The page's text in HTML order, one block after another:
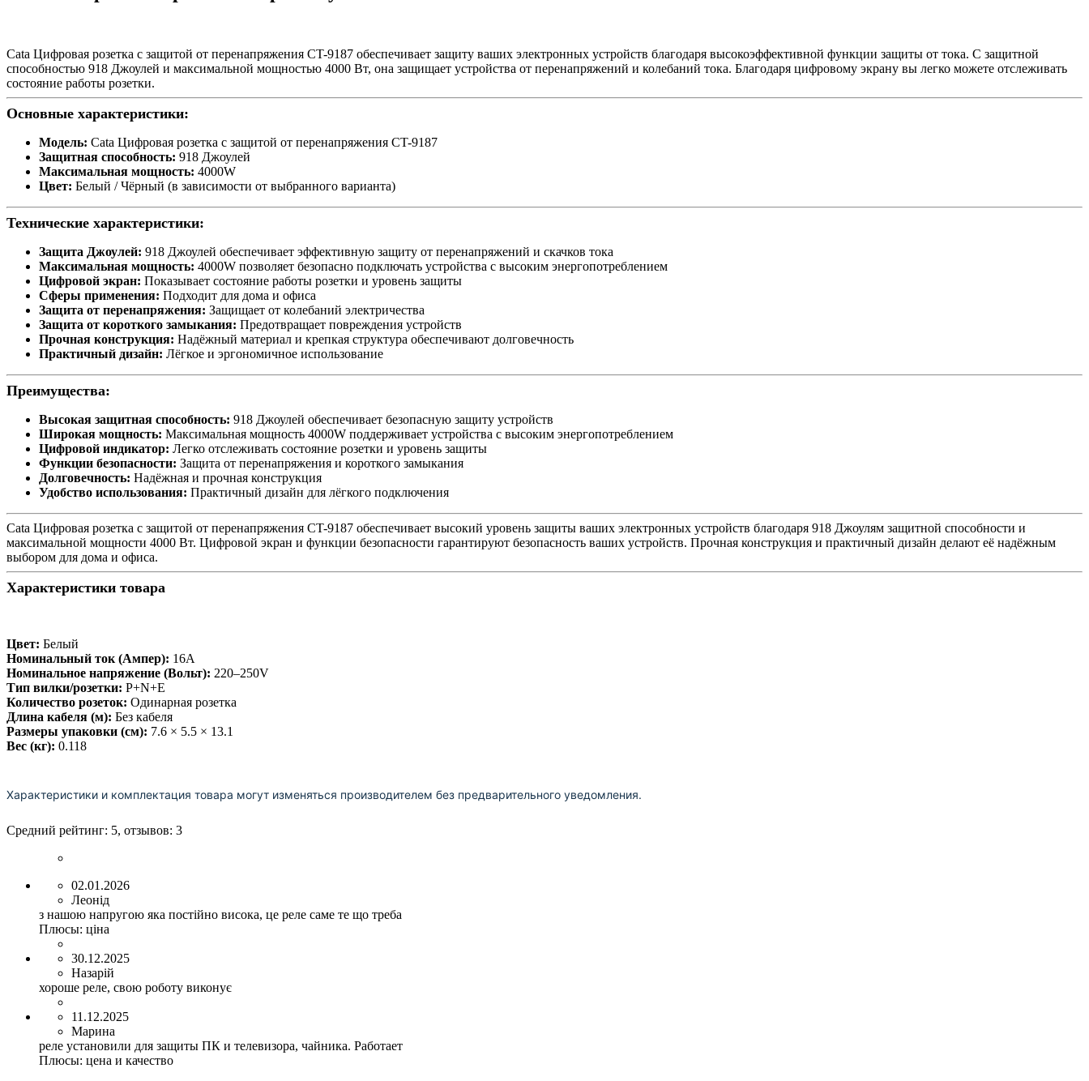
Cata Цифровая розетка с защитой от перенапряжения CT-9187 обеспечивает защиту ваших электронных устройств благодаря высокоэффективной функции защиты от тока. С защитной
способностью 918 Джоулей и максимальной мощностью 4000 Вт, она защищает устройства от перенапряжений и колебаний тока. Благодаря цифровому экрану вы легко можете отслеживать
состояние работы розетки.
Основные характеристики:
Модель: Cata Цифровая розетка с защитой от перенапряжения CT-9187
Защитная способность: 918 Джоулей
Максимальная мощность: 4000W
Цвет: Белый / Чёрный (в зависимости от выбранного варианта)
Технические характеристики:
Защита Джоулей: 918 Джоулей обеспечивает эффективную защиту от перенапряжений и скачков тока
Максимальная мощность: 4000W позволяет безопасно подключать устройства с высоким энергопотреблением
Цифровой экран: Показывает состояние работы розетки и уровень защиты
Сферы применения: Подходит для дома и офиса
Защита от перенапряжения: Защищает от колебаний электричества
Защита от короткого замыкания: Предотвращает повреждения устройств
Прочная конструкция: Надёжный материал и крепкая структура обеспечивают долговечность
Практичный дизайн: Лёгкое и эргономичное использование
Преимущества:
Высокая защитная способность: 918 Джоулей обеспечивает безопасную защиту устройств
Широкая мощность: Максимальная мощность 4000W поддерживает устройства с высоким энергопотреблением
Цифровой индикатор: Легко отслеживать состояние розетки и уровень защиты
Функции безопасности: Защита от перенапряжения и короткого замыкания
Долговечность: Надёжная и прочная конструкция
Удобство использования: Практичный дизайн для лёгкого подключения
Cata Цифровая розетка с защитой от перенапряжения CT-9187 обеспечивает высокий уровень защиты ваших электронных устройств благодаря 918 Джоулям защитной способности и
максимальной мощности 4000 Вт. Цифровой экран и функции безопасности гарантируют безопасность ваших устройств. Прочная конструкция и практичный дизайн делают её надёжным
выбором для дома и офиса.
Характеристики товара
Цвет: Белый
Номинальный ток (Ампер): 16A
Номинальное напряжение (Вольт): 220–250V
Тип вилки/розетки: P+N+E
Количество розеток: Одинарная розетка
Длина кабеля (м): Без кабеля
Размеры упаковки (см): 7.6 × 5.5 × 13.1
Вес (кг): 0.118
Характеристики и комплектация товара могут изменяться производителем без предварительного уведомления.
Средний рейтинг: 5, отзывов: 3
02.01.2026
Леонід
з нашою напругою яка постійно висока, це реле саме те що треба
Плюсы: ціна
30.12.2025
Назарій
хороше реле, свою роботу виконує
11.12.2025
Марина
реле установили для защиты ПК и телевизора, чайника. Работает
Плюсы: цена и качество